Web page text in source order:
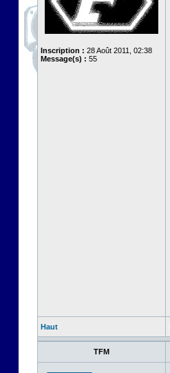
Inscription : 28 Août 2011, 02:38
Message(s) : 55
Haut
TFM